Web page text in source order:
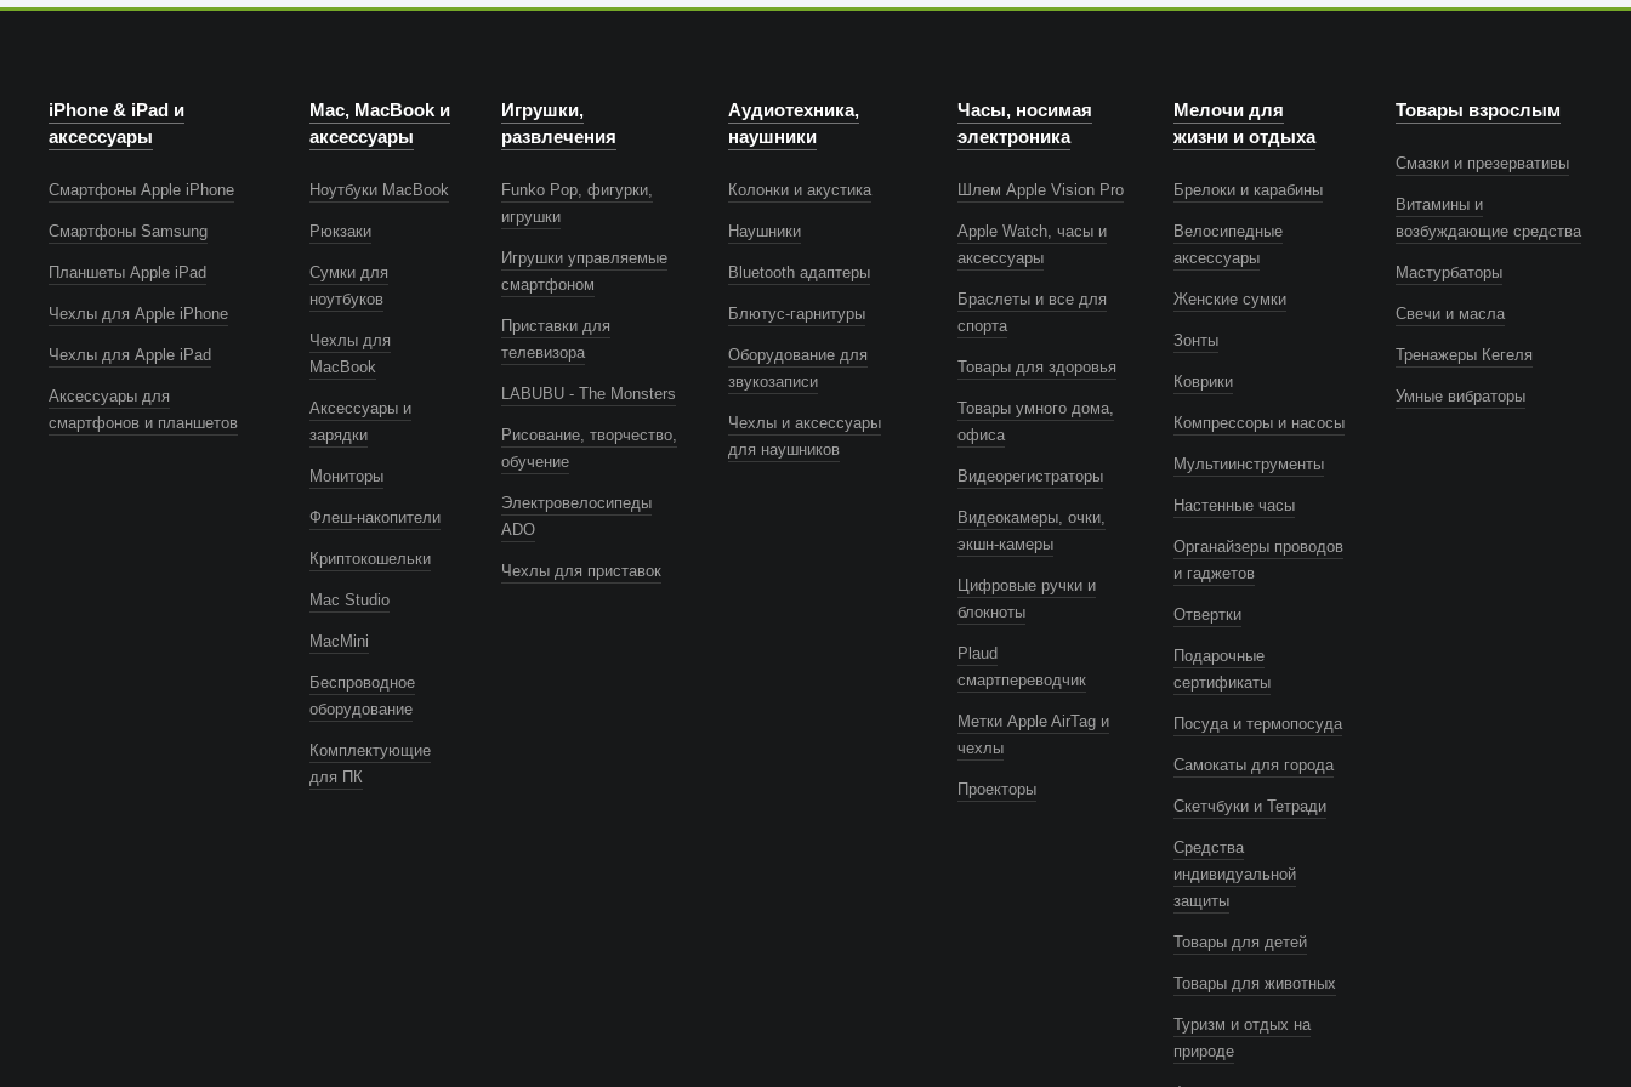
iPhone & iPad и
аксессуары
Смартфоны Apple iPhone
Смартфоны Samsung
Планшеты Apple iPad
Чехлы для Apple iPhone
Чехлы для Apple iPad
Аксессуары для
смартфонов и планшетов
Mac, MacBook и
аксессуары
Ноутбуки MacBook
Рюкзаки
Сумки для
ноутбуков
Чехлы для
MacBook
Аксессуары и
зарядки
Мониторы
Флеш-накопители
Криптокошельки
Mac Studio
MacMini
Беспроводное
оборудование
Комплектующие
для ПК
Игрушки,
развлечения
Funko Pop, фигурки,
игрушки
Игрушки управляемые
смартфоном
Приставки для
телевизора
LABUBU - The Monsters
Рисование, творчество,
обучение
Электровелосипеды
ADO
Чехлы для приставок
Аудиотехника,
наушники
Колонки и акустика
Наушники
Bluetooth адаптеры
Блютус-гарнитуры
Оборудование для
звукозаписи
Чехлы и аксессуары
для наушников
Часы, носимая
электроника
Шлем Apple Vision Pro
Apple Watch, часы и
аксессуары
Браслеты и все для
спорта
Товары для здоровья
Товары умного дома,
офиса
Видеорегистраторы
Видеокамеры, очки,
экшн-камеры
Цифровые ручки и
блокноты
Plaud
смартпереводчик
Метки Apple AirTag и
чехлы
Проекторы
Мелочи для
жизни и отдыха
Брелоки и карабины
Велосипедные
аксессуары
Женские сумки
Зонты
Коврики
Компрессоры и насосы
Мультиинструменты
Настенные часы
Органайзеры проводов
и гаджетов
Отвертки
Подарочные
сертификаты
Посуда и термопосуда
Самокаты для города
Скетчбуки и Тетради
Средства
индивидуальной
защиты
Товары для детей
Товары для животных
Туризм и отдых на
природе
Товары взрослым
Смазки и презервативы
Витамины и
возбуждающие средства
Мастурбаторы
Свечи и масла
Тренажеры Кегеля
Умные вибраторы